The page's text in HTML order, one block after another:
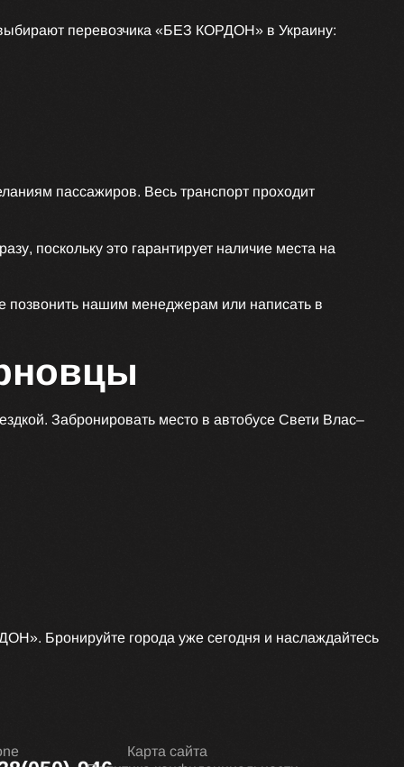
перевозчика «БЕЗ КОРДОН» в Украину:
пассажиров. Весь транспорт проходит
поскольку это гарантирует наличие места на
позвонить нашим менеджерам или написать в
Забронировать место в автобусе Свети Влас–
Бронируйте города уже сегодня и наслаждайтесь
Карта сайта